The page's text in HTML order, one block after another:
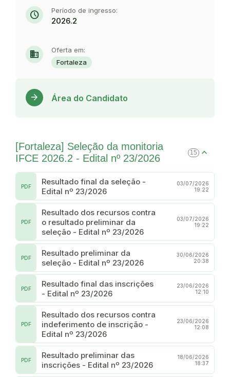
schedule Período de ingresso:
2026.2
domain
Oferta em:
Fortaleza
arrow_forward Área do Candidato
[Fortaleza] Seleção da monitoria
IFCE 2026.2 - Edital nº 23/2026
15
Resultado final da seleção -
Edital nº 23/2026
PDF
03/07/2026
19:22
Resultado dos recursos contra
o resultado preliminar da
seleção - Edital nº 23/2026
PDF
03/07/2026
19:22
Resultado preliminar da
seleção - Edital nº 23/2026
PDF
30/06/2026
20:38
Resultado final das inscrições
- Edital nº 23/2026
PDF
23/06/2026
12:10
Resultado dos recursos contra
indeferimento de inscrição -
Edital nº 23/2026
PDF
23/06/2026
12:08
Resultado preliminar das
inscrições - Edital nº 23/2026
PDF
18/06/2026
18:37